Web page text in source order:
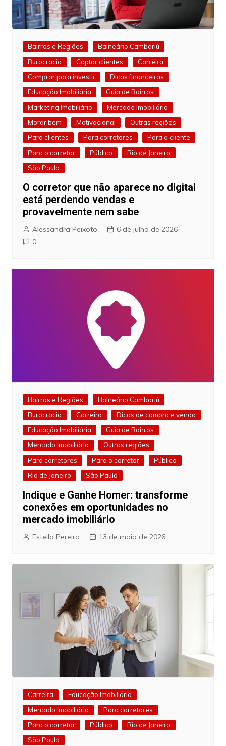
Bairros e Regiões
Balneário Camboriú
Burocracia
Captar clientes
Carreira
Comprar para investir
Dicas financeiras
Educação Imobiliária
Guia de Bairros
Marketing Imobiliário
Mercado Imobiliário
Morar bem
Motivacional
Outras regiões
Para clientes
Para corretores
Para o cliente
Para o corretor
Público
Rio de Janeiro
São Paulo
O corretor que não aparece no digital
está perdendo vendas e
provavelmente nem sabe
Alessandra Peixoto
6 de julho de 2026
0
Bairros e Regiões
Balneário Camboriú
Burocracia
Carreira
Dicas de compra e venda
Educação Imobiliária
Guia de Bairros
Mercado Imobiliário
Outras regiões
Para corretores
Para o corretor
Público
Rio de Janeiro
São Paulo
Indique e Ganhe Homer: transforme
conexões em oportunidades no
mercado imobiliário
Estella Pereira 13 de maio de 2026
Carreira
Educação Imobiliária
Mercado Imobiliário
Para corretores
Para o corretor
Público
Rio de Janeiro
São Paulo